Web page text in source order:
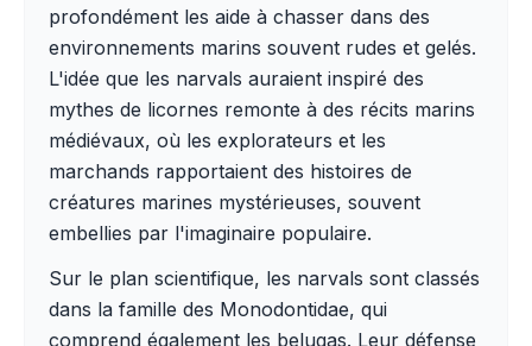
profondément les aide à chasser dans des
environnements marins souvent rudes et gelés.
L'idée que les narvals auraient inspiré des
mythes de licornes remonte à des récits marins
médiévaux, où les explorateurs et les
marchands rapportaient des histoires de
créatures marines mystérieuses, souvent
embellies par l'imaginaire populaire.
Sur le plan scientifique, les narvals sont classés
dans la famille des Monodontidae, qui
comprend également les belugas. Leur défense